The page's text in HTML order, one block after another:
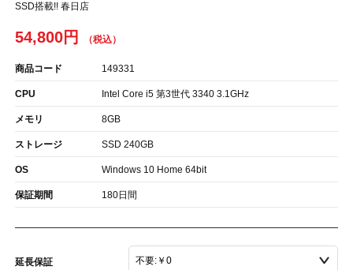
SSD搭載!! 春日店
54,800円
商品コード 149331
CPU Intel Core i5 第3世代 3340 3.1GHz
メモリ 8GB
ストレージ SSD 240GB
OS Windows 10 Home 64bit
保証期間 180日間
延長保証